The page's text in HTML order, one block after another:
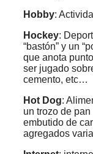
Hobby:
Hockey:
“bastón” y un
que anota
ser jugado
cemento, etc…
Hot Dog:
un trozo de
embutido de
agregados